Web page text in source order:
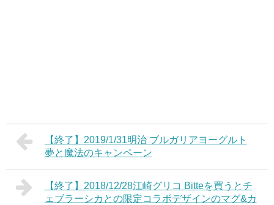
【終了】2019/1/31明治 ブルガリアヨーグルト
夢と魔法のキャンペーン
【終了】2018/12/28江崎グリコ Bitteを買うとチ
ェブラーシカとの限定コラボデザインのマグ&カ